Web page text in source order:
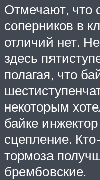
Отмечают, что
соперников в
отличий нет.
здесь
полагая, что
некоторым
байке
сцепление.
тормоза
брембовские.